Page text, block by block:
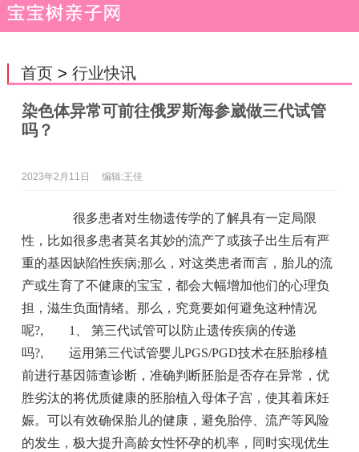
首页> 行业快讯
染色体异常可前往俄罗斯海参崴做三代试管
吗？
2023年2月11日 编辑:王佳
很多患者对生物遗传学的了解具有一定局限
性，比如很多患者莫名其妙的流产了或孩子出生后有严
重的基因缺陷性疾病;那么，对这类患者而言，胎儿的流
产或生育了不健康的宝宝，都会大幅增加他们的心理负
担，滋生负面情绪。那么，究竟要如何避免这种情况
呢?, 1、 第三代试管可以防止遗传疾病的传递
吗?, 运用第三代试管婴儿PGS/PGD技术在胚胎移植
前进行基因筛查诊断，准确判断胚胎是否存在异常，优
胜劣汰的将优质健康的胚胎植入母体子宫，使其着床妊
娠。可以有效确保胎儿的健康，避免胎停、流产等风险
的发生，极大提升高龄女性怀孕的机率，同时实现优生